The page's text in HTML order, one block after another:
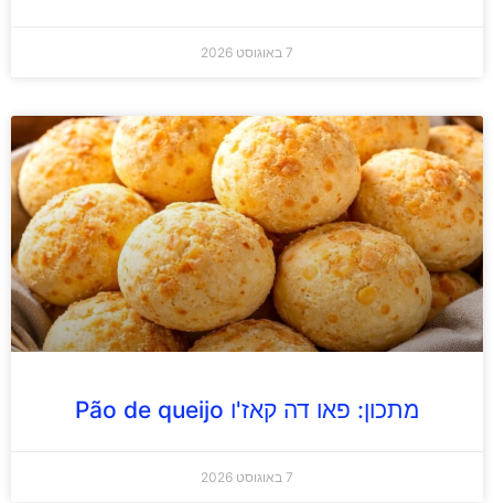
7 באוגוסט 2026
מתכון: פאו דה קאז'ו Pão de queijo
7 באוגוסט 2026